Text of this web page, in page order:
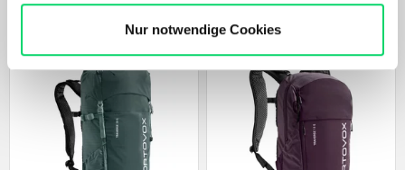
Bergspezl verwendet Cookies, um Inhalte und Anzeigen
zu personalisieren, Funktionen für soziale Medien
anbieten zu können und die Zugriffe auf unsere Website
zu analysieren. Außerdem geben wir Informationen zu
Deiner Verwendung unserer Website an unsere Partner
für soziale Medien, Werbung und Analysen weiter.
Unsere Partner führen diese Informationen
möglicherweise mit weiteren Daten zusammen, die Du
Nur notwendige Cookies
ÄHNLICHE PRODUKTE